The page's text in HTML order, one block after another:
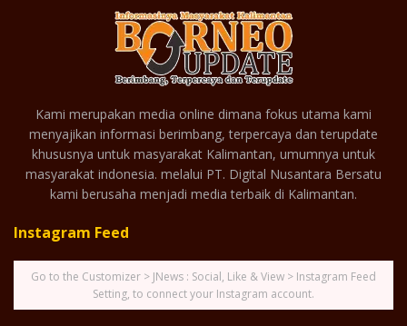
Kami merupakan media online dimana fokus utama kami
menyajikan informasi berimbang, terpercaya dan terupdate
khususnya untuk masyarakat Kalimantan, umumnya untuk
masyarakat indonesia. melalui PT. Digital Nusantara Bersatu
kami berusaha menjadi media terbaik di Kalimantan.
Instagram Feed
Go to the Customizer > JNews : Social, Like & View > Instagram Feed
Setting, to connect your Instagram account.